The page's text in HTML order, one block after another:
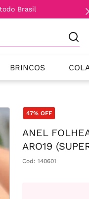
Brasil
BRINCOS
47% OFF
ANEL
ARO19
Cod: 140601